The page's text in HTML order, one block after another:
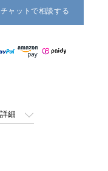
チャットで相談する
細